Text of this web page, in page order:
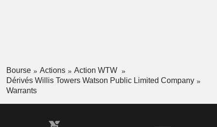
Bourse Actions
Action WTW
Dérivés Willis Towers Watson Public Limited Company
Warrants